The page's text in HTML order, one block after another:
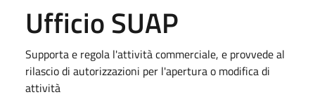
Ufficio SUAP
Supporta e regola l'attività commerciale, e provvede al
rilascio di autorizzazioni per l'apertura o modifica di
attività